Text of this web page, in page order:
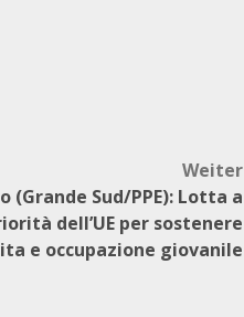
Weiter
(Grande Sud/PPE): Lotta a
dell’UE per sostenere
e occupazione giovanile